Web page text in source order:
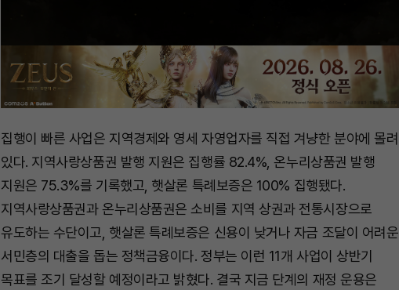
집행이 빠른 사업은 지역경제와 영세 자영업자를 직접 겨냥한 분야에 몰려
있다. 지역사랑상품권 발행 지원은 집행률 82.4%, 온누리상품권 발행
지원은 75.3%를 기록했고, 햇살론 특례보증은 100% 집행됐다.
지역사랑상품권과 온누리상품권은 소비를 지역 상권과 전통시장으로
유도하는 수단이고, 햇살론 특례보증은 신용이 낮거나 자금 조달이 어려운
서민층의 대출을 돕는 정책금융이다. 정부는 이런 11개 사업이 상반기
목표를 조기 달성할 예정이라고 밝혔다. 결국 지금 단계의 재정 운용은